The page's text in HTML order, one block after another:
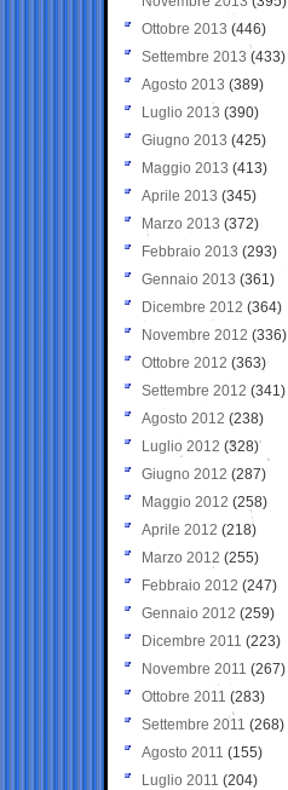
Ottobre 2013 (446)
Settembre 2013 (433)
Agosto 2013 (389)
Luglio 2013 (390)
Giugno 2013 (425)
Maggio 2013 (413)
Aprile 2013 (345)
Marzo 2013 (372)
Febbraio 2013 (293)
Gennaio 2013 (361)
Dicembre 2012 (364)
Novembre 2012 (336)
Ottobre 2012 (363)
Settembre 2012 (341)
Agosto 2012 (238)
Luglio 2012 (328)
Giugno 2012 (287)
Maggio 2012 (258)
Aprile 2012 (218)
Marzo 2012 (255)
Febbraio 2012 (247)
Gennaio 2012 (259)
Dicembre 2011 (223)
Novembre 2011 (267)
Ottobre 2011 (283)
Settembre 2011 (268)
Agosto 2011 (155)
Luglio 2011 (204)